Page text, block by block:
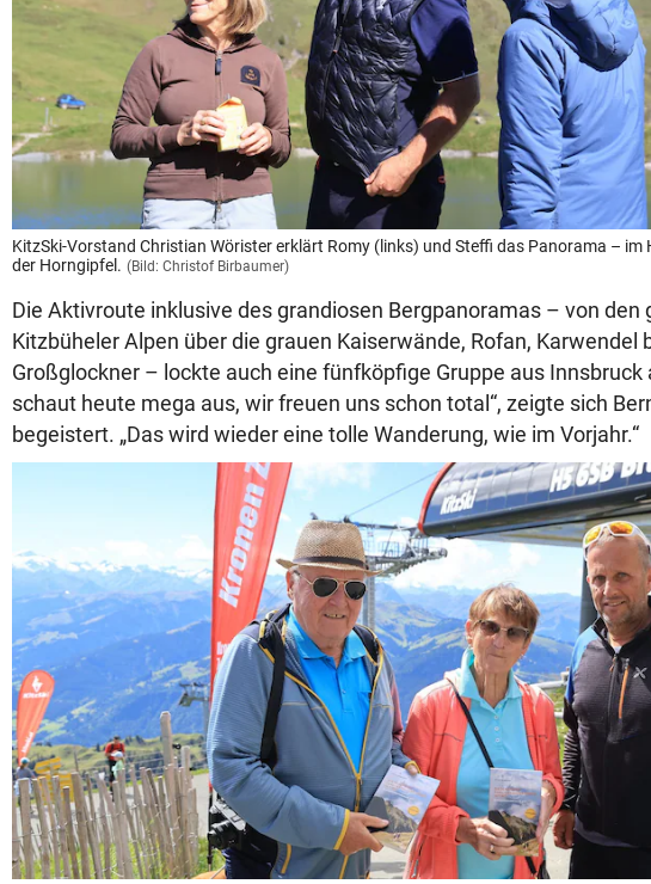
KitzSki-Vorstand Christian Wörister erklärt Romy (links) und Steffi das Panorama – im
der Horngipfel. (Bild: Christof Birbaumer)
Die Aktivroute inklusive des grandiosen Bergpanoramas – von den
Kitzbüheler Alpen über die grauen Kaiserwände, Rofan, Karwendel
Großglockner – lockte auch eine fünfköpfige Gruppe aus Innsbruck
schaut heute mega aus, wir freuen uns schon total“, zeigte sich
begeistert. „Das wird wieder eine tolle Wanderung, wie im Vorjahr.“